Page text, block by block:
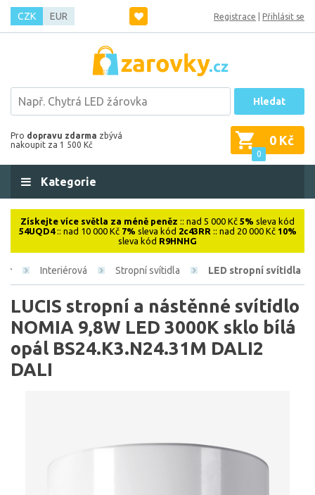
CZK EUR Registrace Přihlásit se
Hledat
Pro dopravu zdarma zbývá
nakoupit za 1 500 Kč
0
0 Kč
Kategorie
Získejte více světla za méně peněz :: nad 5 000 Kč 5% sleva kód
54UQD4:: nad 10 000 Kč 7% sleva kód 2c43RR :: nad 20 000 Kč 10%
sleva kód R9HNHG
Interiérová Stropní svítidla LED stropní svítidla
LUCIS stropní a nástěnné svítidlo
NOMIA 9,8W LED 3000K sklo bílá
opál BS24.K3.N24.31M DALI2
DALI